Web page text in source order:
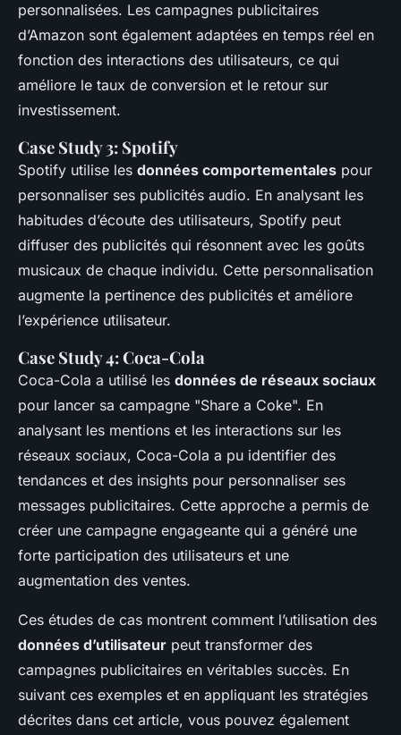
personnalisées. Les campagnes publicitaires
d’Amazon sont également adaptées en temps réel en
fonction des interactions des utilisateurs, ce qui
améliore le taux de conversion et le retour sur
investissement.
Case Study 3: Spotify
Spotify utilise les données comportementales pour
personnaliser ses publicités audio. En analysant les
habitudes d’écoute des utilisateurs, Spotify peut
diffuser des publicités qui résonnent avec les goûts
musicaux de chaque individu. Cette personnalisation
augmente la pertinence des publicités et améliore
l’expérience utilisateur.
Case Study 4: Coca-Cola
Coca-Cola a utilisé les données de réseaux sociaux
pour lancer sa campagne "Share a Coke". En
analysant les mentions et les interactions sur les
réseaux sociaux, Coca-Cola a pu identifier des
tendances et des insights pour personnaliser ses
messages publicitaires. Cette approche a permis de
créer une campagne engageante qui a généré une
forte participation des utilisateurs et une
augmentation des ventes.
Ces études de cas montrent comment l’utilisation des
données d’utilisateur peut transformer des
campagnes publicitaires en véritables succès. En
suivant ces exemples et en appliquant les stratégies
décrites dans cet article, vous pouvez également